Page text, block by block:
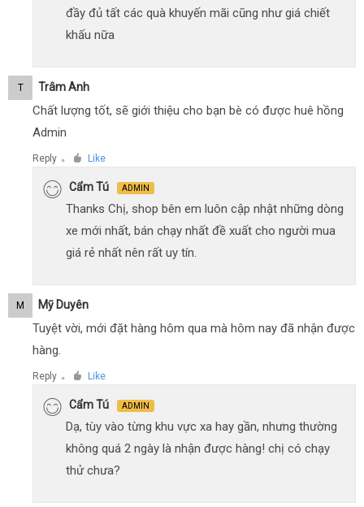
đầy đủ tất các quà khuyến mãi cũng như giá chiết
khấu nữa
T Trâm Anh
Chất lượng tốt, sẽ giới thiệu cho bạn bè có được huê hồng
Admin
Reply ● Like
Cẩm Tú ADMIN
Thanks Chị, shop bên em luôn cập nhật những dòng
xe mới nhất, bán chạy nhất đề xuất cho người mua
giá rẻ nhất nên rất uy tín.
M Mỹ Duyên
Tuyệt vời, mới đặt hàng hôm qua mà hôm nay đã nhận được
hàng.
Reply ● Like
Cẩm Tú ADMIN
Dạ, tùy vào từng khu vực xa hay gần, nhưng thường
không quá 2 ngày là nhận được hàng! chị có chạy
thử chưa?